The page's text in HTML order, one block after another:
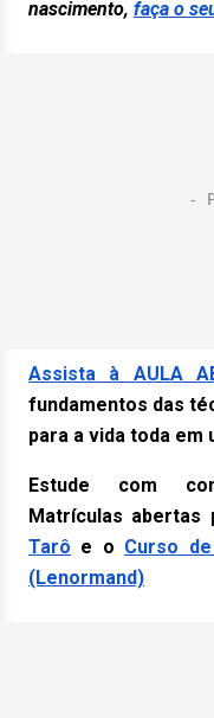
nascimento, faça o
Assista à AULA
fundamentos das
para a vida toda em
Estude com
Matrículas abertas
Tarô e o Curso
(Lenormand)